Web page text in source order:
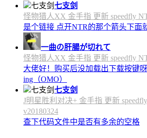
七支剑
怪物猎人XX 金手指 更新 speedfly
是个链接 点开NTR的那个箭头下面
一曲の肝腸が切れて
怪物猎人XX 金手指 更新 speedfly
大佬好！购买后没加载出下载按键
ing（OMO）
七支剑
J明星胜利对决+ 金手指 更新
v20180324
查下代码文件中是否有多余的空格